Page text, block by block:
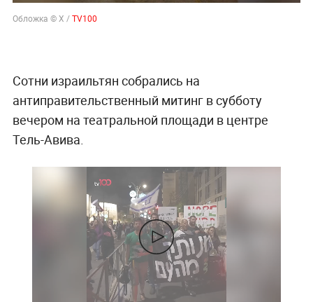
Обложка © X /TV100
Сотни израильтян собрались на
антиправительственный митинг в субботу
вечером на театральной площади в центре
Тель-Авива.